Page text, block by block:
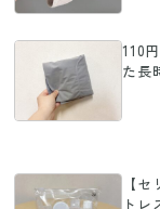
110
た長
【
トレ